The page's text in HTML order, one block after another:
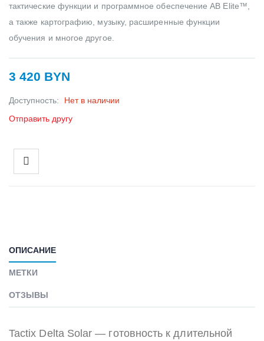
тактические функции и программное обеспечение AB Elite™,
а также картографию, музыку, расширенные функции
обучения и многое другое.
3 420 BYN
Доступность:
Нет в наличии
Отправить другу
ОПИСАНИЕ
МЕТКИ
ОТЗЫВЫ
Tactix Delta Solar — готовность к длительной